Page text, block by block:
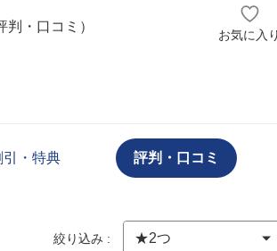
判・口コミ）
お気に入
引・特典 評判・口コミ
絞り込み :